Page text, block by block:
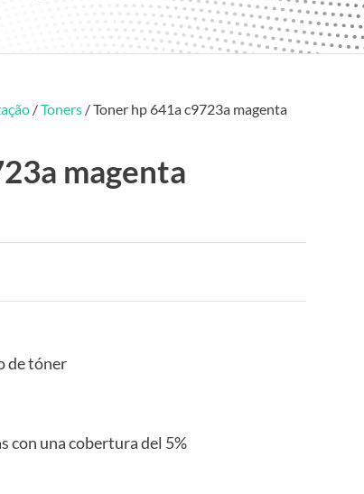
/Toners / Toner hp 641a c9723a magenta
magenta
de tóner
con una cobertura del 5%